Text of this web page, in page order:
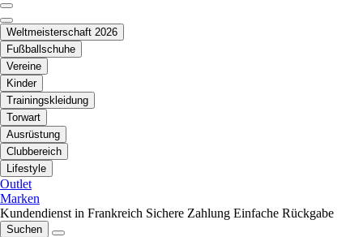
Weltmeisterschaft 2026
Fußballschuhe
Vereine
Kinder
Trainingskleidung
Torwart
Ausrüstung
Clubbereich
Lifestyle
Outlet
Marken
Kundendienst in Frankreich Sichere Zahlung Einfache Rückgabe
Suchen